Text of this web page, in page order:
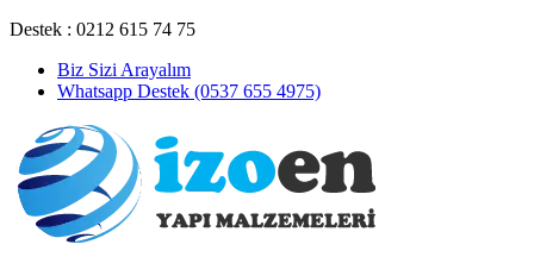
Destek : 0212 615 74 75
Biz Sizi Arayalım
Whatsapp Destek (0537 655 4975)